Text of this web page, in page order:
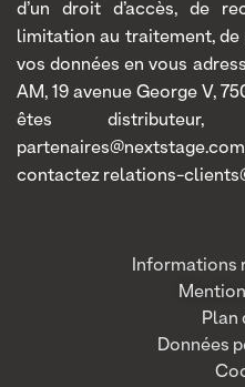
d’un droit d’accès, de
limitation au traitement, de
vos données en vous
AM, 19 avenue George V,
êtes distributeur,
contactez relations-
Informations
Plan
Données